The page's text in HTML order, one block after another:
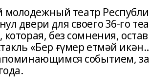
театр
двери для своего 36-го
без сомнения,
«Бер ғүмер етмәй
событием,